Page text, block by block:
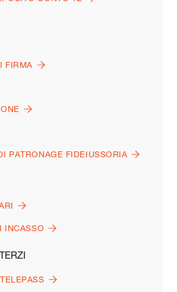
FIRMA
PATRONAGE FIDEIUSSORIA
INCASSO